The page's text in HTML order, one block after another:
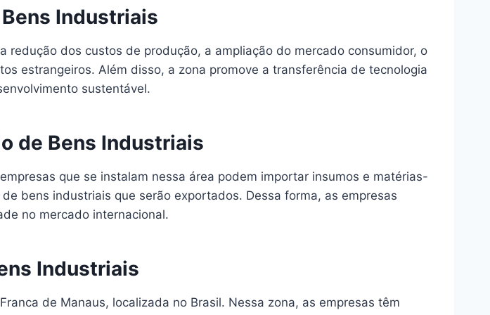
Industriais
dos custos de produção, a ampliação do mercado consumidor, o
estrangeiros. Além disso, a zona promove a transferência de tecnologia
sustentável.
de Bens Industriais
que se instalam nessa área podem importar insumos e matérias-
bens industriais que serão exportados. Dessa forma, as empresas
no mercado internacional.
Industriais
de Manaus, localizada no Brasil. Nessa zona, as empresas têm